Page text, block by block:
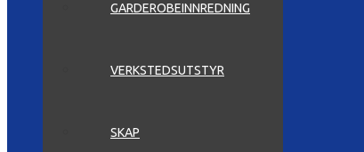
GARDEROBEINNREDNING
VERKSTEDSUTSTYR
SKAP